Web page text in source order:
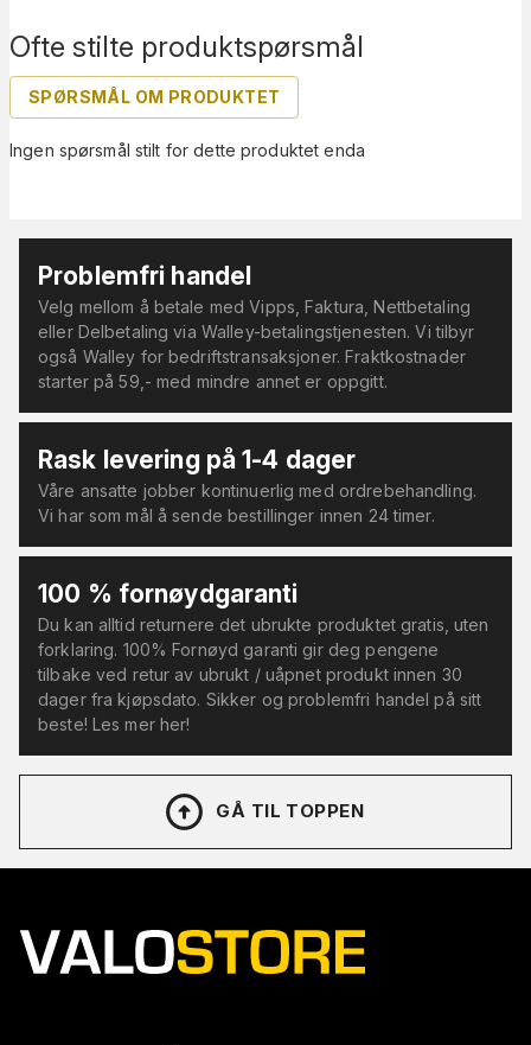
Ofte stilte produktspørsmål
SPØRSMÅL OM PRODUKTET
Ingen spørsmål stilt for dette produktet enda
Problemfri handel
Velg mellom å betale med Vipps, Faktura, Nettbetaling
eller Delbetaling via Walley-betalingstjenesten. Vi tilbyr
også Walley for bedriftstransaksjoner. Fraktkostnader
starter på 59,- med mindre annet er oppgitt.
Rask levering på 1-4 dager
Våre ansatte jobber kontinuerlig med ordrebehandling.
Vi har som mål å sende bestillinger innen 24 timer.
100 % fornøydgaranti
Du kan alltid returnere det ubrukte produktet gratis, uten
forklaring. 100% Fornøyd garanti gir deg pengene
tilbake ved retur av ubrukt / uåpnet produkt innen 30
dager fra kjøpsdato. Sikker og problemfri handel på sitt
beste! Les mer her!
GÅ TIL TOPPEN